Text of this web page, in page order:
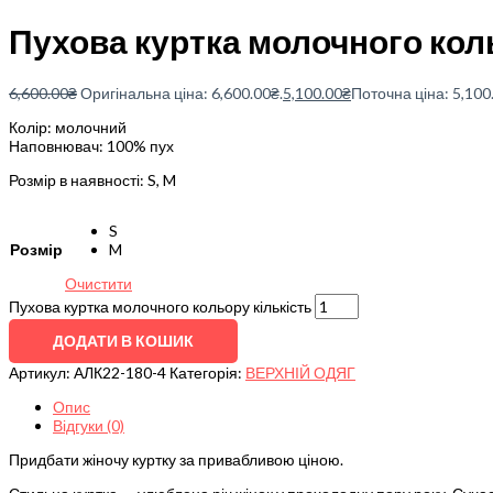
Пухова куртка молочного
6,600.00₴Оригінальна ціна: 6,600.00₴.5,100.00₴Поточна ціна:
Колір: молочний
Наповнювач: 100% пух
Розмір в наявності: S, M
Розмір
S
M
Очистити
Пухова куртка молочного кольору кількість
ДОДАТИ В КОШИК
Артикул: АЛК22-180-4 Категорія: ВЕРХНІЙ ОДЯГ
Опис
Відгуки (0)
Придбати жіночу куртку за привабливою ціною.